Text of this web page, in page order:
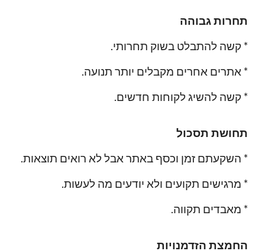
תחרות גבוהה
.קשה להתבלט בשוק תחרותי *
.אתרים אחרים מקבלים יותר תנועה *
.קשה להשיג לקוחות חדשים *
תחושת תסכול
.השקעתם זמן וכסף באתר אבל לא רואים תוצאות *
.מרגישים תקועים ולא יודעים מה לעשות *
.מאבדים תקווה *
החמצת הזדמנויות